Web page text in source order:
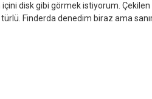
disk gibi görmek istiyorum. Çekilen
Finderda denedim biraz ama